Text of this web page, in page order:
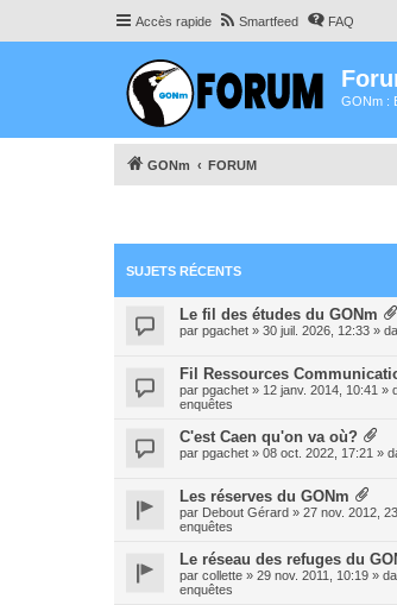
Accès rapide Smartfeed FAQ
GONm :
GONm FORUM
SUJETS RÉCENTS
Le fil des études du GONm
par pgachet » 30 juil. 2026, 12:33 »
Fil Ressources
par pgachet » 12 janv. 2014, 10:41 »
enquêtes
C'est Caen qu'on va où?
par pgachet » 08 oct. 2022, 17:21 »
Les réserves du GONm
par Debout Gérard » 27 nov. 2012,
enquêtes
Le réseau des refuges du
par collette » 29 nov. 2011, 10:19 »
enquêtes